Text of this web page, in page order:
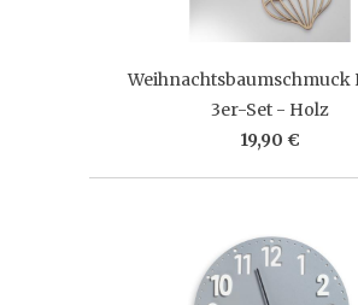
Weihnachtsbaumschmuck
3er-Set - Holz
19,90 €